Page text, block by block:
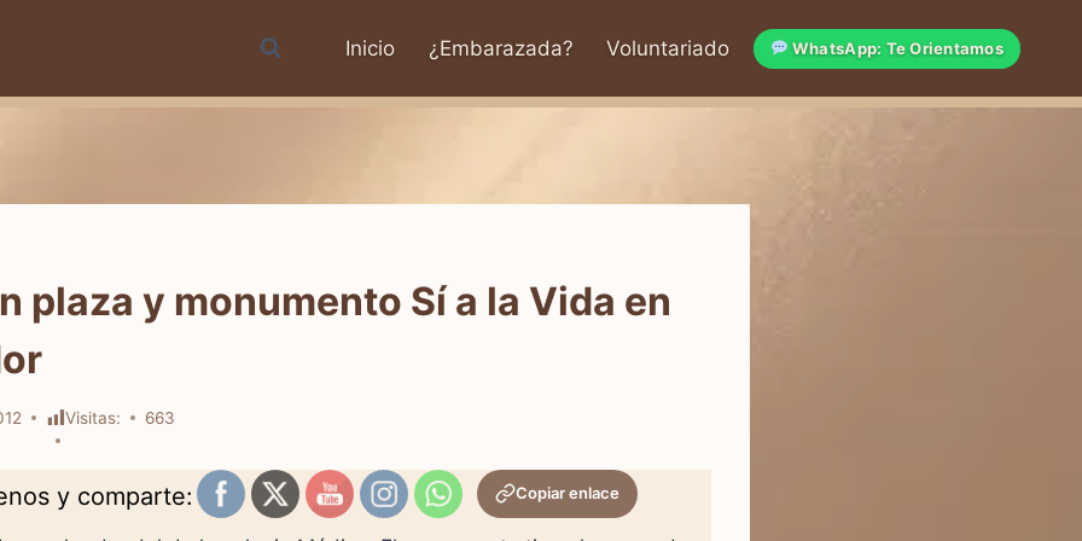
Inicio ¿Embarazada? Voluntariado WhatsApp: Te Orientamos
plaza y monumento Sí a la Vida en
Visitas: 663
y comparte: Copiar enlace